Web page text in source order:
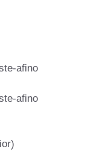
afino
afino